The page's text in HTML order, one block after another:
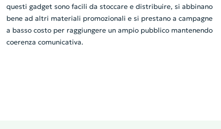
questi gadget sono facili da stoccare e distribuire, si abbinano
bene ad altri materiali promozionali e si prestano a campagne
a basso costo per raggiungere un ampio pubblico mantenendo
coerenza comunicativa.